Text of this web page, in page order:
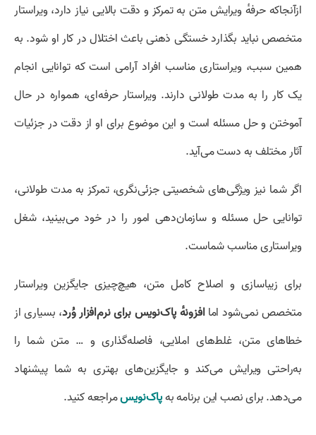
ازآنجاکه حرفهٔ ویرایش متن به تمرکز و دقت بالایی نیاز دارد، ویراستار
متخصص نباید بگذارد خستگی ذهنی باعث اختلال در کار او شود. به
همین سبب، ویراستاری مناسب افراد آرامی است که توانایی انجام
یک کار را به مدت طولانی دارند. ویراستار حرفه‌ای، همواره در حال
آموختن و حل مسئله است و این موضوع برای او از دقت در جزئیات
آثار مختلف به دست می‌آید.
اگر شما نیز ویژگی‌های شخصیتی جزئی‌نگری، تمرکز به مدت طولانی،
توانایی حل مسئله و سازمان‌دهی امور را در خود می‌بینید، شغل
ویراستاری مناسب شماست.
برای زیبا‌سازی و اصلاح کامل متن، هیچ‌چیزی جایگزین ویراستار
متخصص نمی‌شود اماافزونهٔ پاک‌نویس برای نرم‌افزار وُرد، بسیاری از
خطا‌های متن، غلط‌های املایی، فاصله‌گذاری و … متن شما را
به‌راحتی ویرایش می‌کند و جایگزین‌های بهتری به شما پیشنهاد
می‌دهد. برای نصب این برنامه بهپاک‌نویسمراجعه کنید.